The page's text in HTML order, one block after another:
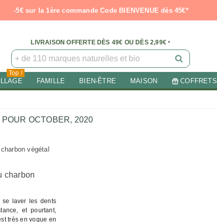
-5€ sur la 1ère commande Code BIENVENUE dès 45€*
LIVRAISON OFFERTE DÈS 49€ OU DÈS 2,99€ *
Top !
FAMILLE BIEN-ÊTRE MAISON COFFRETS
OCTOBER, 2020
charbon
laver les dents
et pourtant,
très en vogue en